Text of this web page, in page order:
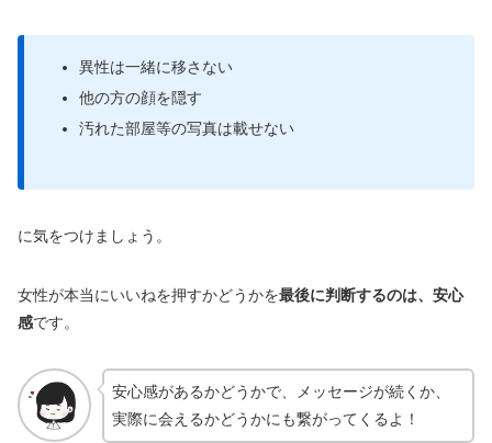
異性は一緒に移さない
他の方の顔を隠す
汚れた部屋等の写真は載せない
に気をつけましょう。
女性が本当にいいねを押すかどうかを最後に判断するのは、安心
感です。
安心感があるかどうかで、メッセージが続くか、
実際に会えるかどうかにも繋がってくるよ！